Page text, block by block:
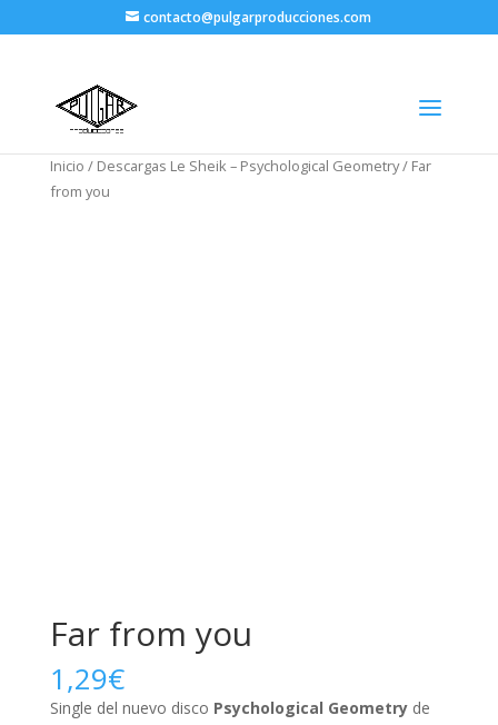
contacto@pulgarproducciones.com
Inicio / Descargas Le Sheik – Psychological Geometry/ Far
from you
Far from you
1,29€
Single del nuevo disco Psychological Geometryde